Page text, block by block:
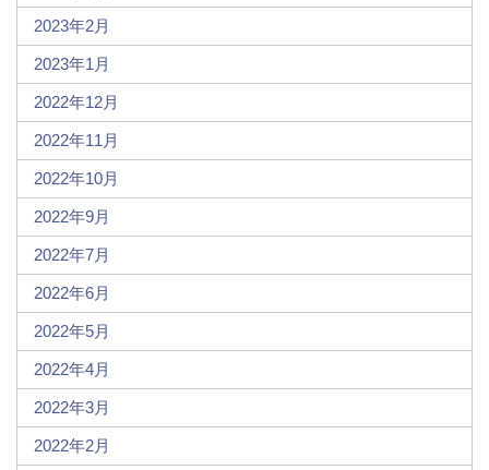
2023年2月
2023年1月
2022年12月
2022年11月
2022年10月
2022年9月
2022年7月
2022年6月
2022年5月
2022年4月
2022年3月
2022年2月